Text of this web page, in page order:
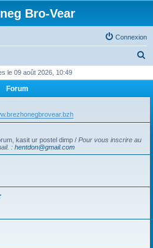
Bro-Vear
Connexion
h
h
r
le 09 août 2026, 10:49
Forum
kasit ur postel dimp / Pour vous inscrire au
: hentdon@gmail.com